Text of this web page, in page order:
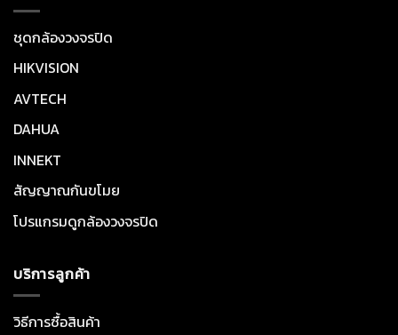
ชุดกล้องวงจรปิด
HIKVISION
AVTECH
DAHUA
INNEKT
สัญญาณกันขโมย
โปรแกรมดูกล้องวงจรปิด
บริการลูกค้า
วิธีการซื้อสินค้า